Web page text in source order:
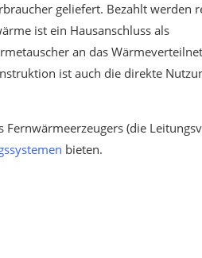
geliefert. Bezahlt werden
ist ein Hausanschluss als
an das
ist auch die direkte
Fernwärmeerzeugers (die
bieten.